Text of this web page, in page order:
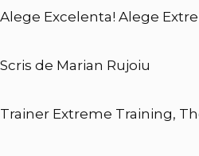
Alege Excelenta! Alege
Scris de Marian Rujoiu
Trainer Extreme Training,